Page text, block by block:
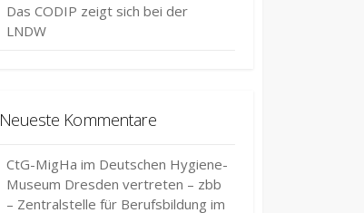
Das CODIP zeigt sich bei der
LNDW
Neueste Kommentare
CtG-MigHa im Deutschen Hygiene-
Museum Dresden vertreten – zbb
– Zentralstelle für Berufsbildung im